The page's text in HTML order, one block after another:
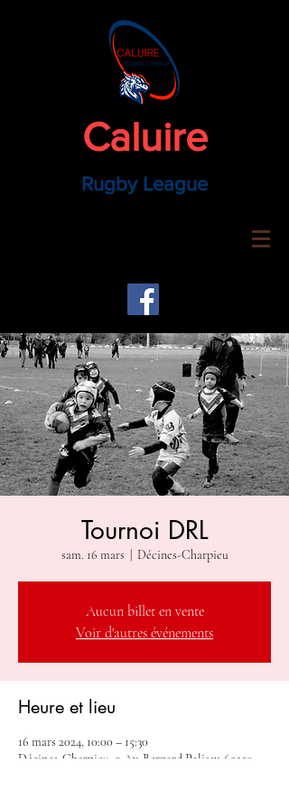
Caluire
Rugby League
Tournoi DRL
sam. 16 mars Décines-Charpieu
Aucun billet en vente
Voir d'autres événements
Heure et lieu
16 mars 2024, 10:00 – 15:30
Décines-Charpieu, 9 Av. Bernard Palissy, 69150